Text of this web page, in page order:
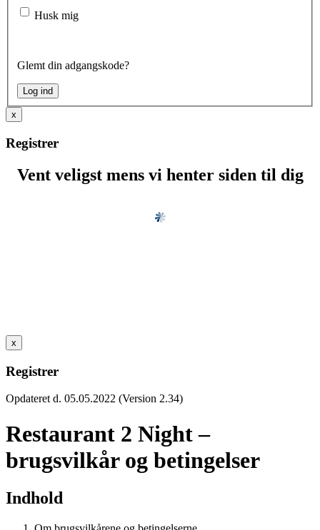
Husk mig
Glemt din adgangskode?
x
Registrer
Vent veligst mens vi henter siden til dig
x
Registrer
Opdateret d. 05.05.2022 (Version 2.34)
Restaurant 2 Night –
brugsvilkår og betingelser
Indhold